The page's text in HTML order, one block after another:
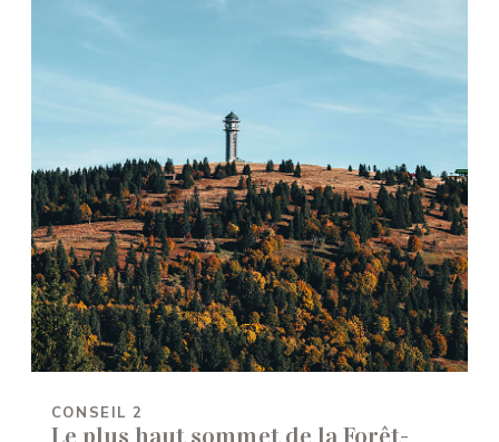
CONSEIL 2
Le plus haut sommet de la Forêt-